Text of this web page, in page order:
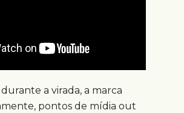
a virada, a marca
pontos de mídia out